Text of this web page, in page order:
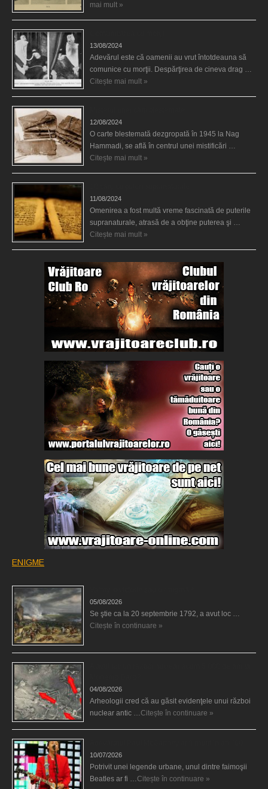
mai mult »
13/08/2024
Adevărul este că oamenii au vrut întotdeauna să
comunice cu morţii. Despărţirea de cineva drag …
Citește mai mult »
12/08/2024
O carte blestemată dezgropată în 1945 la Nag
Hammadi, se află în centrul unei mistificări …
Citește mai mult »
11/08/2024
Omenirea a fost multă vreme fascinată de puterile
supranaturale, atrasă de a obţine puterea şi …
Citește mai mult »
ENIGME
05/08/2026
Se ştie ca la 20 septembrie 1792, a avut loc …
Citește în continuare »
04/08/2026
Arheologii cred că au găsit evidenţele unui război
nuclear antic …Citește în continuare »
10/07/2026
Potrivit unei legende urbane, unul dintre faimoşii
Beatles ar fi …Citește în continuare »